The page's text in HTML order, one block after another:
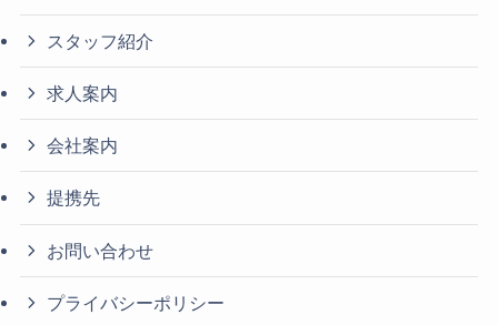
スタッフ紹介
求人案内
会社案内
提携先
お問い合わせ
プライバシーポリシー